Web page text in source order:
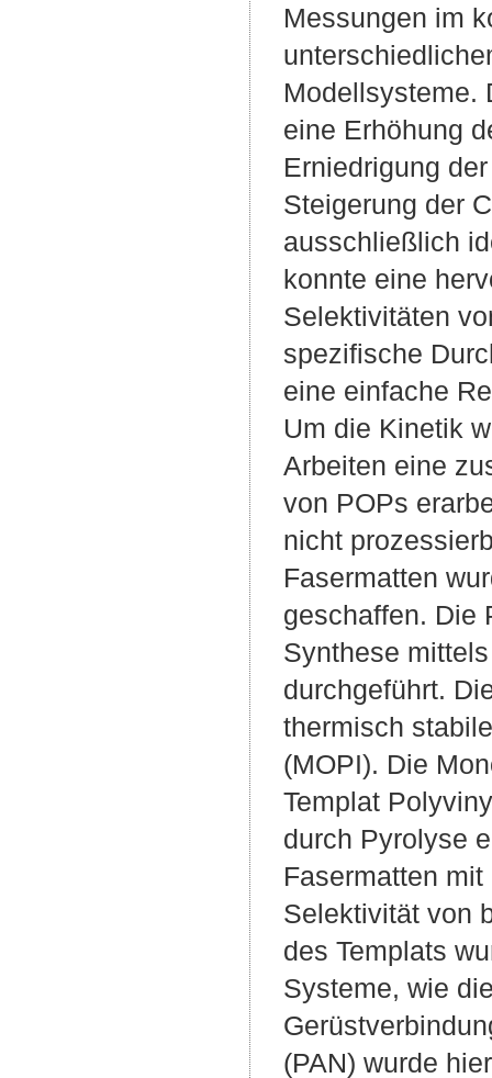
Messungen im
Modellsysteme.
eine Erhöhung
Erniedrigung
Steigerung der
ausschließlich
konnte eine
Selektivitäten
spezifische
eine einfache
Um die Kinetik
Arbeiten eine
von POPs
nicht
Fasermatten
geschaffen. Die
Synthese
durchgeführt.
thermisch
(MOPI). Die
Templat
durch Pyrolyse
Fasermatten
Selektivität von
des Templats
Systeme, wie
(PAN) wurde